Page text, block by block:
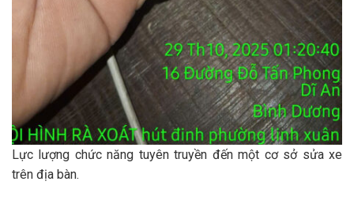
Lực lượng chức năng tuyên truyền đến một cơ sở sửa xe
trên địa bàn.